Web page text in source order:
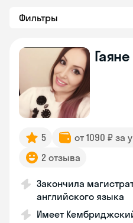
Фильтры
Гаяне
5 от 1090 ₽ за
2 отзыва
Закончила
английского языка
Имеет Кембриджский